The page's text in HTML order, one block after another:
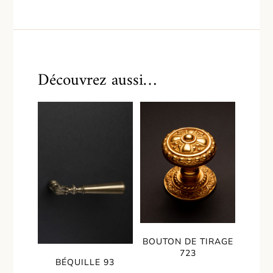
Découvrez aussi…
BÉQUILLE 93
BOUTON DE TIRAGE
723